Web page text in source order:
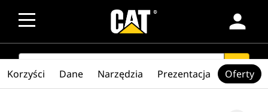
person
SEARCH search
Korzyści Dane Narzędzia Prezentacja Oferty